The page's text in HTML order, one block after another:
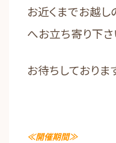
お近くまでお越し
へお立ち寄り下さ
お待ちしておりま
≪開催期間≫